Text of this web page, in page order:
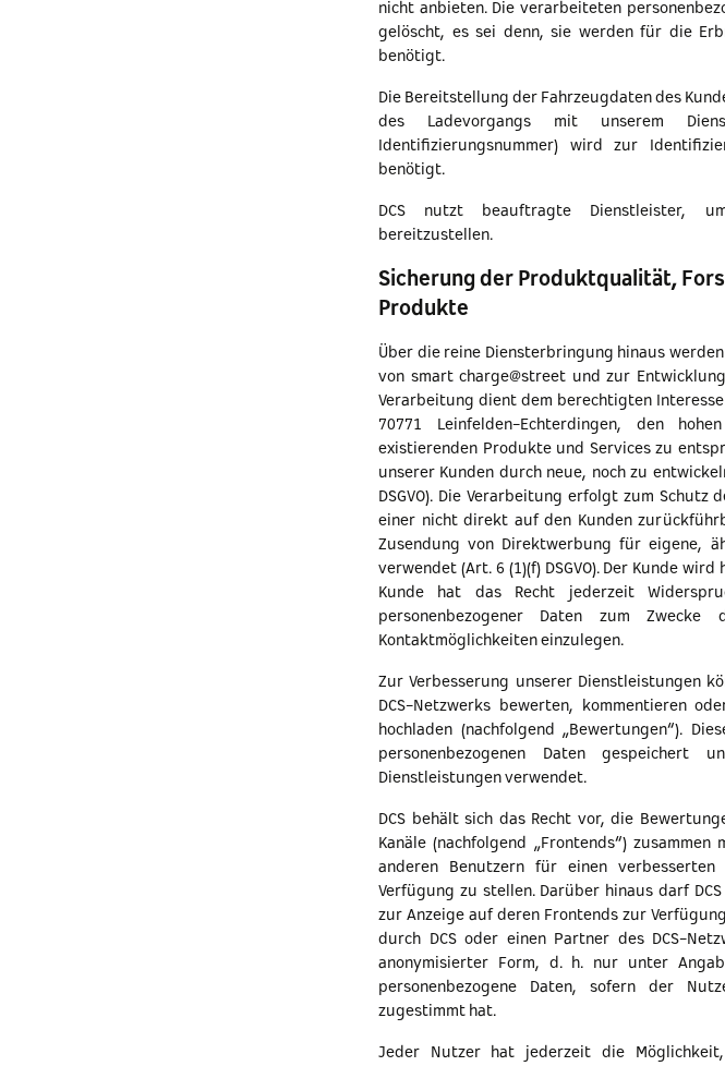
nicht anbieten. Die verarbeiteten
gelöscht, es sei denn, sie werden für die
benötigt.
Die Bereitstellung der Fahrzeugdaten des
des Ladevorgangs mit unserem
Identifizierungsnummer) wird zur
benötigt.
DCS nutzt beauftragte Dienstleister,
bereitzustellen.
Sicherung der Produktqualität,
Produkte
Über die reine Diensterbringung hinaus
von smart charge@street und zur
Verarbeitung dient dem berechtigten Interesse
70771 Leinfelden-Echterdingen, den
existierenden Produkte und Services zu
unserer Kunden durch neue, noch zu
DSGVO). Die Verarbeitung erfolgt zum
einer nicht direkt auf den Kunden
Zusendung von Direktwerbung für eigene,
verwendet (Art. 6 (1)(f) DSGVO). Der Kunde
Kunde hat das Recht jederzeit
personenbezogener Daten zum
Kontaktmöglichkeiten einzulegen.
Zur Verbesserung unserer Dienstleistungen
DCS-Netzwerks bewerten, kommentieren
hochladen (nachfolgend „Bewertungen“).
personenbezogenen Daten gespeichert
Dienstleistungen verwendet.
DCS behält sich das Recht vor, die
Kanäle (nachfolgend „Frontends“)
anderen Benutzern für einen
Verfügung zu stellen. Darüber hinaus darf
zur Anzeige auf deren Frontends zur
durch DCS oder einen Partner des DCS-
anonymisierter Form, d. h. nur unter
personenbezogene Daten, sofern der
zugestimmt hat.
Jeder Nutzer hat jederzeit die